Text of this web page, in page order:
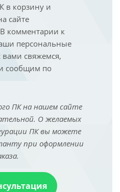
в корзину и
сайте
комментарии к
персональные
свяжемся,
сообщим по
ПК на нашем сайте
О желаемых
ПК вы можете
при оформлении